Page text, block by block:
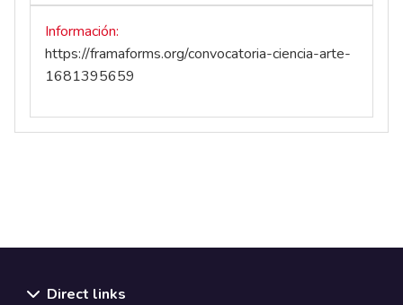
Información
https://framaforms.org/convocatoria-ciencia-arte-
1681395659
Direct links